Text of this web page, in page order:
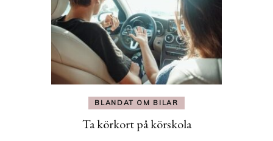
BLANDAT OM BILAR
Ta körkort på körskola